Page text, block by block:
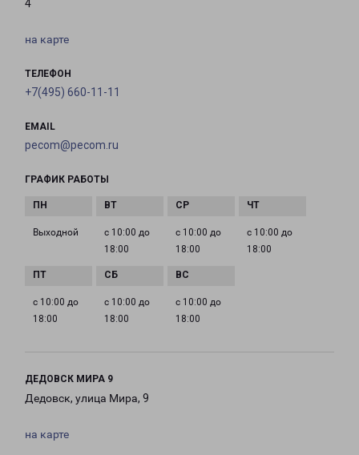
4
на карте
ТЕЛЕФОН
+7(495) 660-11-11
EMAIL
pecom@pecom.ru
ГРАФИК РАБОТЫ
Выходной
с 10:00 до
18:00
с 10:00 до
18:00
с 10:00 до
18:00
с 10:00 до
18:00
с 10:00 до
18:00
с 10:00 до
18:00
ДЕДОВСК МИРА 9
Дедовск, улица Мира, 9
на карте